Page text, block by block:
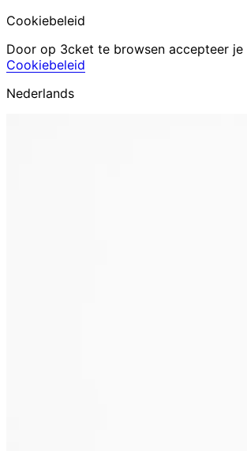
Cookiebeleid
Door op 3cket te browsen accepteer je
Cookiebeleid
Nederlands